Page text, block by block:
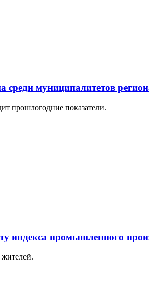
муниципалитетов
прошлогодние показатели.
индекса промышленного
жителей.